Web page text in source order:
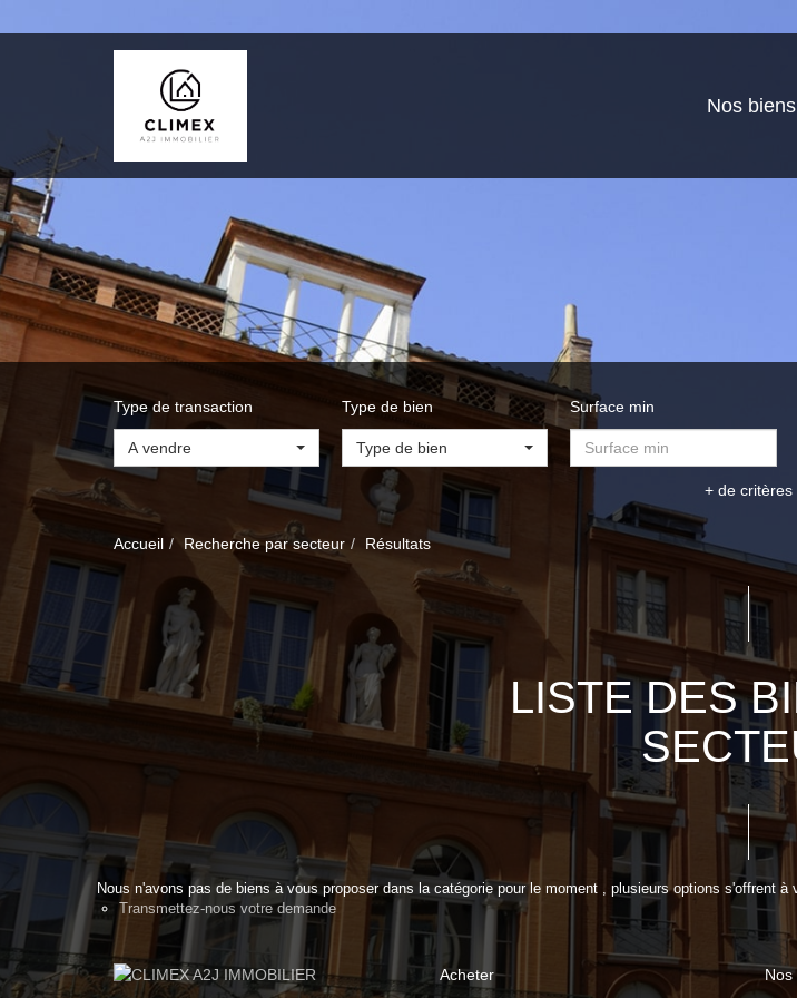
Nos biens
Type de transaction
A vendre
Type de bien
Type de bien
Surface min
+ de critères
Accueil Recherche par secteur Résultats
LISTE DES
Nous n'avons pas de biens à vous proposer dans la catégorie pour le moment , plusieurs options s'offrent à
Transmettez-nous votre demande
Acheter Nos